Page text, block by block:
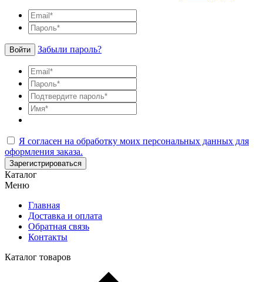
Войти Забыли пароль?
Я согласен на обработку моих персональных данных для
оформления заказа.
Зарегистрироваться
Каталог
Меню
Главная
Доставка и оплата
Обратная связь
Контакты
Каталог товаров